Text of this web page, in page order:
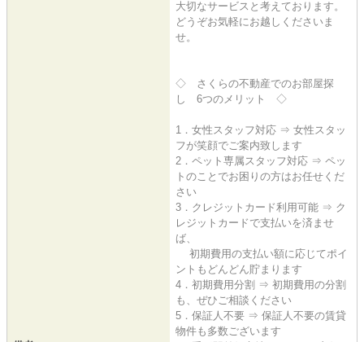
大切なサービスと考えております。
どうぞお気軽にお越しくださいま
せ。
◇ さくらの不動産でのお部屋探
し 6つのメリット ◇
1．女性スタッフ対応 ⇒ 女性スタッ
フが笑顔でご案内致します
2．ペット専属スタッフ対応 ⇒ ペッ
トのことでお困りの方はお任せくだ
さい
3．クレジットカード利用可能 ⇒ ク
レジットカードで支払いを済ませ
ば、
初期費用の支払い額に応じてポイ
ントもどんどん貯まります
4．初期費用分割 ⇒ 初期費用の分割
も、ぜひご相談ください
5．保証人不要 ⇒ 保証人不要の賃貸
物件も多数ございます